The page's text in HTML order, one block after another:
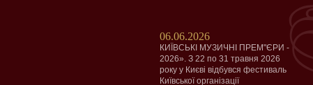
06.06.2026
КИЇВСЬКІ МУЗИЧНІ ПРЕМ"ЄРИ -
2026». З 22 по 31 травня 2026
року у Києві відбувся фестиваль
Київської організації